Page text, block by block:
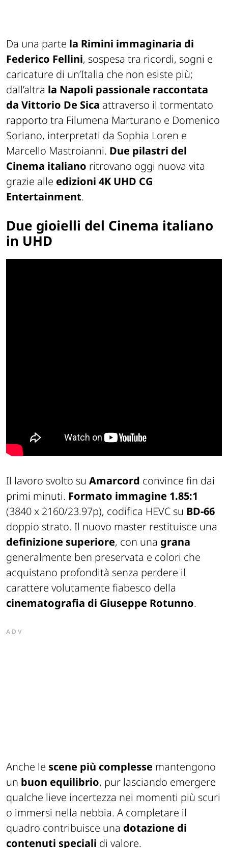
Da una parte la Rimini immaginaria di
Federico Fellini, sospesa tra ricordi, sogni e
caricature di un’Italia che non esiste più;
dall’altra la Napoli passionale raccontata
da Vittorio De Sica attraverso il tormentato
rapporto tra Filumena Marturano e Domenico
Soriano, interpretati da Sophia Loren e
Marcello Mastroianni. Due pilastri del
Cinema italiano ritrovano oggi nuova vita
grazie alle edizioni 4K UHD CG
Entertainment.
Due gioielli del Cinema italiano
in UHD
Il lavoro svolto su Amarcord convince fin dai
primi minuti. Formato immagine 1.85:1
(3840 x 2160/23.97p), codifica HEVC su BD-66
doppio strato. Il nuovo master restituisce una
definizione superiore, con una grana
generalmente ben preservata e colori che
acquistano profondità senza perdere il
carattere volutamente fiabesco della
cinematografia di Giuseppe Rotunno.
ADV
Anche le scene più complesse mantengono
un buon equilibrio, pur lasciando emergere
qualche lieve incertezza nei momenti più scuri
o immersi nella nebbia. A completare il
quadro contribuisce una dotazione di
contenuti speciali di valore.